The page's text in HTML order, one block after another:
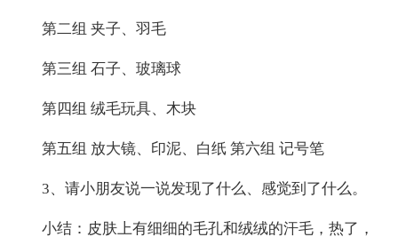
第二组 夹子、羽毛
第三组 石子、玻璃球
第四组 绒毛玩具、木块
第五组 放大镜、印泥、白纸 第六组 记号笔
3、请小朋友说一说发现了什么、感觉到了什么。
小结：皮肤上有细细的毛孔和绒绒的汗毛，热了，